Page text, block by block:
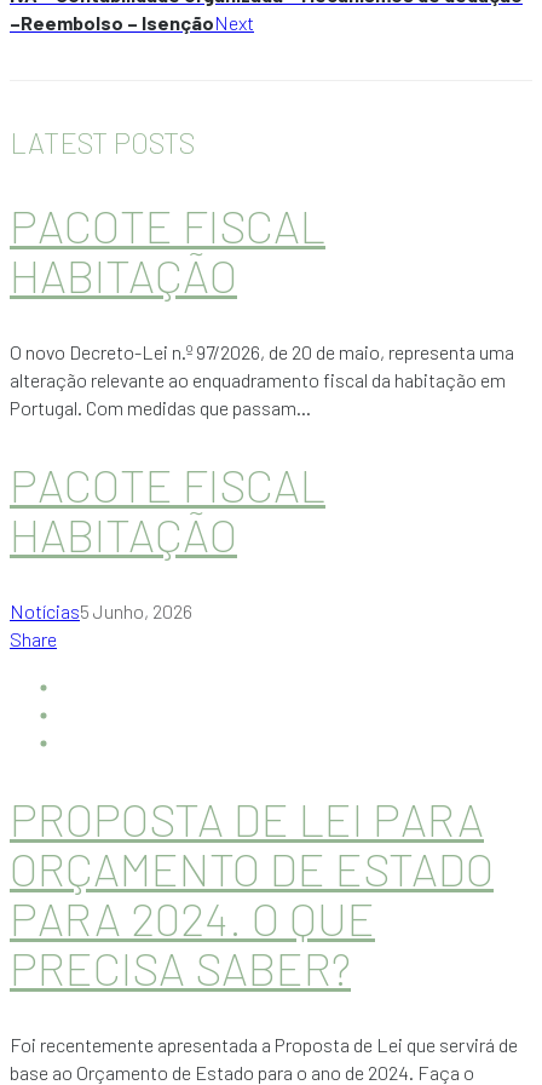
–Reembolso – IsençãoNext
LATEST POSTS
PACOTE FISCAL
HABITAÇÃO
O novo Decreto-Lei n.º 97/2026, de 20 de maio, representa uma
alteração relevante ao enquadramento fiscal da habitação em
Portugal. Com medidas que passam...
PACOTE FISCAL
HABITAÇÃO
Notícias5 Junho, 2026
Share
PROPOSTA DE LEI PARA
ORÇAMENTO DE ESTADO
PARA 2024. O QUE
PRECISA SABER?
Foi recentemente apresentada a Proposta de Lei que servirá de
base ao Orçamento de Estado para o ano de 2024. Faça o